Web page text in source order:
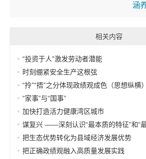
涵
相关内容
“投资于人”激发劳动者潜能
时刻绷紧安全生产这根弦
“拎”“捂”之分体现政绩观成色（思想纵横）
“家事”与“国事”
加快打造活力健康湾区城市
谋复兴 ——深刻认识“最本质的特征”和“
把生态优势转化为县域经济发展优势
把正确政绩观融入高质量发展实践